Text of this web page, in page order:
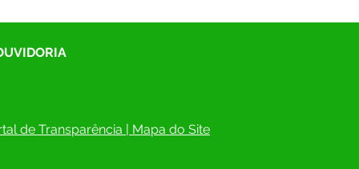
de Transparência | Mapa do Site